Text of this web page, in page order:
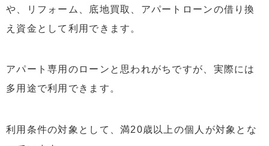
4.6 連帯保証人が必要
入れ
や、リフォーム、底地買取、アパートローンの借り換
え資金として利用できます。
アパート専用のローンと思われがちですが、実際には
多用途で利用できます。
利用条件の対象として、満20歳以上の個人が対象とな